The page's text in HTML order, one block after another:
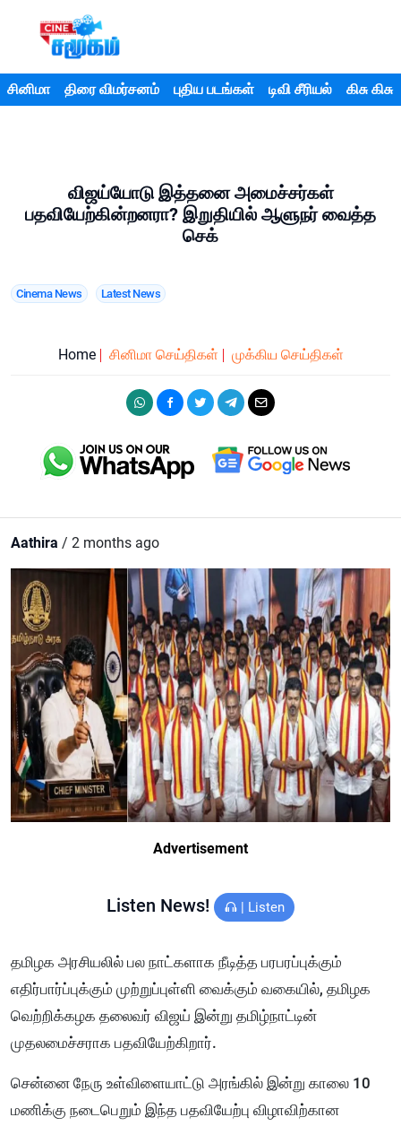
சினிமா திரை விமர்சனம் புதிய படங்கள் டிவி சீரியல் கிசு கிசு
விஜய்யோடு இத்தனை அமைச்சர்கள்
பதவியேற்கின்றனரா? இறுதியில் ஆளுநர் வைத்த
செக்
Cinema News Latest News
Home சினிமா செய்திகள் முக்கிய செய்திகள்
Aathira / 2 months ago
Advertisement
Listen News! | Listen
தமிழக அரசியலில் பல நாட்களாக நீடித்த பரபரப்புக்கும்
எதிர்பார்ப்புக்கும் முற்றுப்புள்ளி வைக்கும் வகையில், தமிழக
வெற்றிக்கழக தலைவர் விஜய் இன்று தமிழ்நாட்டின்
முதலமைச்சராக பதவியேற்கிறார்.
சென்னை நேரு உள்விளையாட்டு அரங்கில் இன்று காலை 10
மணிக்கு நடைபெறும் இந்த பதவியேற்பு விழாவிற்கான